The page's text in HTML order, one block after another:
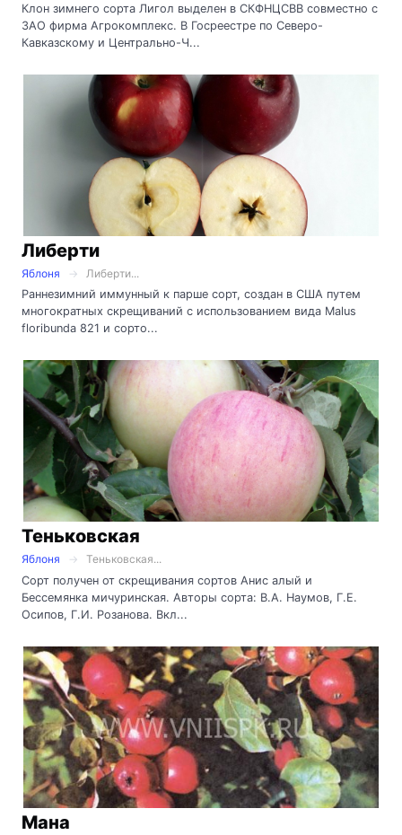
Клон зимнего сорта Лигол выделен в СКФНЦСВВ совместно с
ЗАО фирма Агрокомплекс. В Госреестре по Северо-
Кавказскому и Центрально-Ч...
Либерти
Яблоня
Либерти...
Раннезимний иммунный к парше сорт, создан в США путем
многократных скрещиваний с использованием вида Malus
floribunda 821 и сорто...
Теньковская
Яблоня
Теньковская...
Сорт получен от скрещивания сортов Анис алый и
Бессемянка мичуринская. Авторы сорта: В.А. Наумов, Г.Е.
Осипов, Г.И. Розанова. Вкл...
Мана